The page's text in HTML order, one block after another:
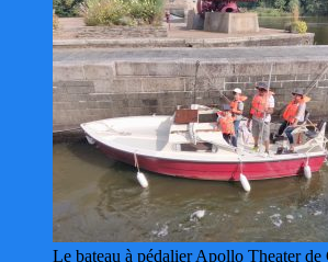
Le bateau à pédalier Apollo Theater de